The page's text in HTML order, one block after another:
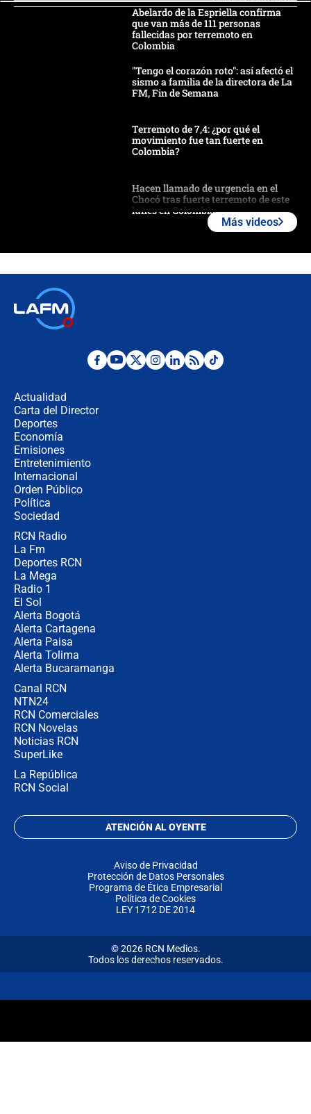
Abelardo de la Espriella confirma
que van más de 111 personas
fallecidas por terremoto en
Colombia
"Tengo el corazón roto": así afectó el
sismo a familia de la directora de La
FM, Fin de Semana
Terremoto de 7,4: ¿por qué el
movimiento fue tan fuerte en
Colombia?
Hacen llamado de urgencia en el
Chocó tras fuerte terremoto de este
lunes en Colombia
la UNGRD tras el fuerte terremoto de
Fuerte temblor en Colombia hoy:
Más videos
Actualidad
Carta del Director
Deportes
Economía
Emisiones
Entretenimiento
Internacional
Orden Público
Política
Sociedad
RCN Radio
La Fm
Deportes RCN
La Mega
Radio 1
El Sol
Alerta Bogotá
Alerta Cartagena
Alerta Paisa
Alerta Tolima
Alerta Bucaramanga
Canal RCN
NTN24
RCN Comerciales
RCN Novelas
Noticias RCN
SuperLike
La República
RCN Social
ATENCIÓN AL OYENTE
Aviso de Privacidad
Protección de Datos Personales
Programa de Ética Empresarial
Política de Cookies
LEY 1712 DE 2014
© 2026 RCN Medios.
Todos los derechos reservados.